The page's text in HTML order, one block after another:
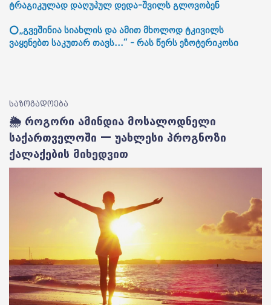
ტრაგიკულად დაღუპულ დედა-შვილს გლოვობენ
⭕„გვეშინია სიახლის და ამით მხოლოდ ტკივილს
ვაყენებთ საკუთარ თავს...“ - რას წერს ეზოტერიკოსი
საზოგადოება
🌦️ როგორი ამინდია მოსალოდნელი
საქართველოში — უახლესი პროგნოზი
ქალაქების მიხედვით